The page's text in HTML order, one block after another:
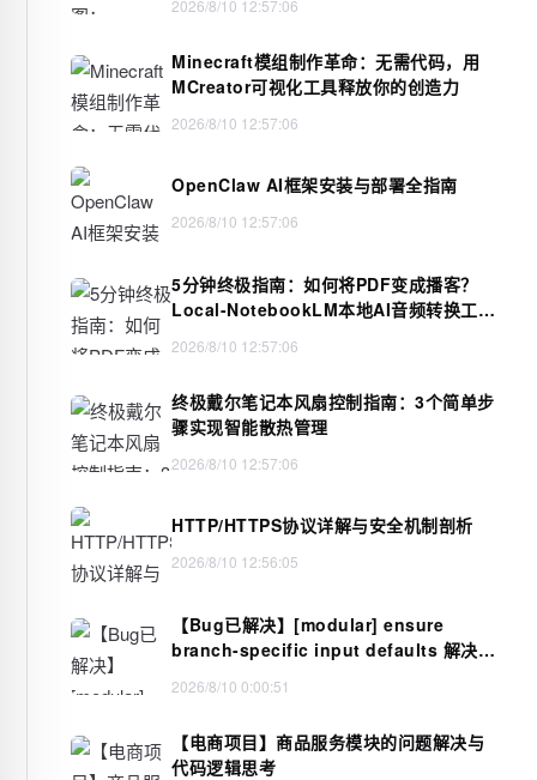
2026/8/10 12:57:06
Minecraft模组制作革命：无需代码，用
MCreator可视化工具释放你的创造力
2026/8/10 12:57:06
OpenClaw AI框架安装与部署全指南
2026/8/10 12:57:06
5分钟终极指南：如何将PDF变成播客？
Local-NotebookLM本地AI音频转换工具
2026/8/10 12:57:06
终极戴尔笔记本风扇控制指南：3个简单步
骤实现智能散热管理
2026/8/10 12:57:06
HTTP/HTTPS协议详解与安全机制剖析
2026/8/10 12:56:05
【Bug已解决】[modular] ensure
branch-specific input defaults 解决方
2026/8/10 0:00:51
【电商项目】商品服务模块的问题解决与
代码逻辑思考